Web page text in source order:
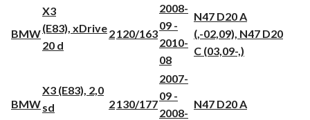
BMW
X3
(E83), xDrive
20 d
2120/163
2008-
09 -
2010-
08
N47 D20 A
(,-02,09), N47 D20
C (03,09-,)
BMW
X3 (E83), 2,0
sd
2130/177
2007-
09 -
2008-
N47 D20 A